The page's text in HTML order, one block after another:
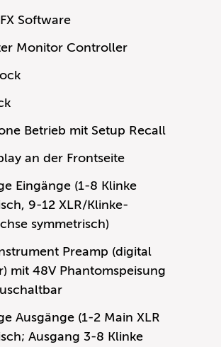
Software
Monitor Controller
Betrieb mit Setup Recall
an der Frontseite
Eingänge (1-8 Klinke
9-12 XLR/Klinke-
symmetrisch)
Preamp (digital
mit 48V Phantomspeisung
Ausgänge (1-2 Main XLR
Ausgang 3-8 Klinke